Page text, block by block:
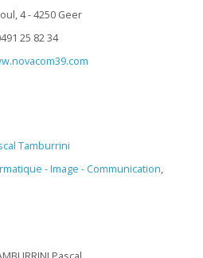
4 - 4250 Geer
25 82 34
Tamburrini
- Image - Communication,